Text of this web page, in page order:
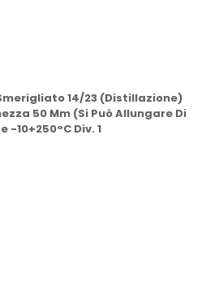
14/23 (Distillazione)
50 Mm (Si Può Allungare Di
-10+250°C Div. 1